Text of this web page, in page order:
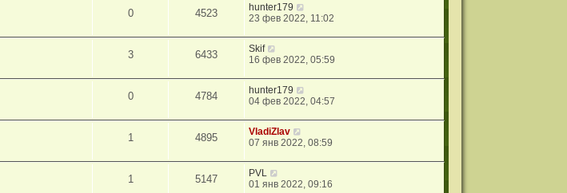
0 4523
hunter179
23 фев 2022, 11:02
3 6433
Skif
16 фев 2022, 05:59
0 4784
hunter179
04 фев 2022, 04:57
1 4895
VladiZlav
07 янв 2022, 08:59
1 5147
PVL
01 янв 2022, 09:16